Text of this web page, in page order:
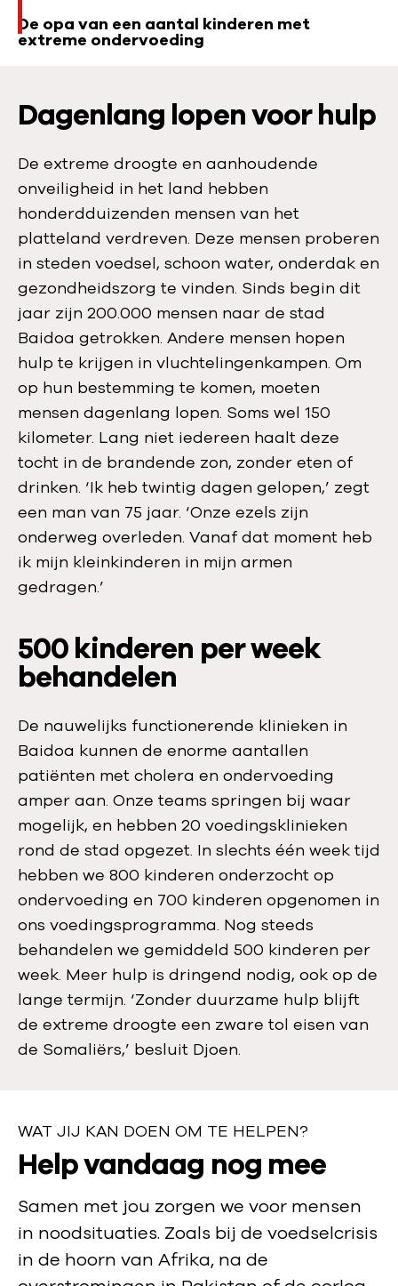
De opa van een aantal kinderen met
extreme ondervoeding
Dagenlang lopen voor hulp
De extreme droogte en aanhoudende
onveiligheid in het land hebben
honderdduizenden mensen van het
platteland verdreven. Deze mensen proberen
in steden voedsel, schoon water, onderdak en
gezondheidszorg te vinden. Sinds begin dit
jaar zijn 200.000 mensen naar de stad
Baidoa getrokken. Andere mensen hopen
hulp te krijgen in vluchtelingenkampen. Om
op hun bestemming te komen, moeten
mensen dagenlang lopen. Soms wel 150
kilometer. Lang niet iedereen haalt deze
tocht in de brandende zon, zonder eten of
drinken. ‘Ik heb twintig dagen gelopen,’ zegt
een man van 75 jaar. ‘Onze ezels zijn
onderweg overleden. Vanaf dat moment heb
ik mijn kleinkinderen in mijn armen
gedragen.’
500 kinderen per week
behandelen
De nauwelijks functionerende klinieken in
Baidoa kunnen de enorme aantallen
patiënten met cholera en ondervoeding
amper aan. Onze teams springen bij waar
mogelijk, en hebben 20 voedingsklinieken
rond de stad opgezet. In slechts één week tijd
hebben we 800 kinderen onderzocht op
ondervoeding en 700 kinderen opgenomen in
ons voedingsprogramma. Nog steeds
behandelen we gemiddeld 500 kinderen per
week. Meer hulp is dringend nodig, ook op de
lange termijn. ‘Zonder duurzame hulp blijft
de extreme droogte een zware tol eisen van
de Somaliërs,’ besluit Djoen.
WAT JIJ KAN DOEN OM TE HELPEN?
W
a
t
j
Help vandaag nog mee
Samen met jou zorgen we voor mensen
in noodsituaties. Zoals bij de voedselcrisis
in de hoorn van Afrika, na de